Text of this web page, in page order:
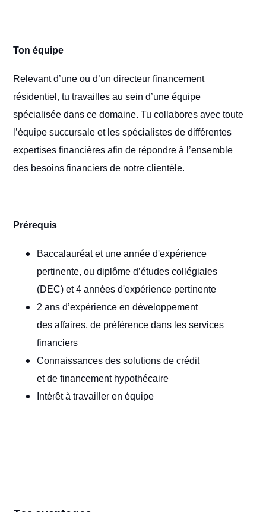
Ton équipe
Relevant d’une ou d’un directeur financement
résidentiel, tu travailles au sein d’une équipe
spécialisée dans ce domaine. Tu collabores avec toute
l’équipe succursale et les spécialistes de différentes
expertises financières afin de répondre à l’ensemble
des besoins financiers de notre clientèle.
Prérequis
Baccalauréat et une année d'expérience
pertinente, ou diplôme d’études collégiales
(DEC) et 4 années d'expérience pertinente
2 ans d’expérience en développement
des affaires, de préférence dans les services
financiers
Connaissances des solutions de crédit
et de financement hypothécaire
Intérêt à travailler en équipe